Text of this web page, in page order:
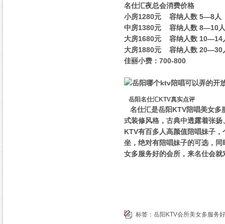
名仕汇夜总会消费价格
小房1280元 容纳人数 5—8人
中房1380元 容纳人数 8—10人
大房1680元 容纳人数 10—14
大房1880元 容纳人数 20—30
佳丽小费：700-800
岳阳名仕汇KTV真实点评
名仕汇是岳阳KTV陪唱美女多
式装修风格，古典中透露着张
KTV有百多人高颜值陪唱妹子
坐，绝对有陪唱妹子的可选，
女多服务好的会所，来名仕会就
标签： 岳阳KTV会所美女多服务